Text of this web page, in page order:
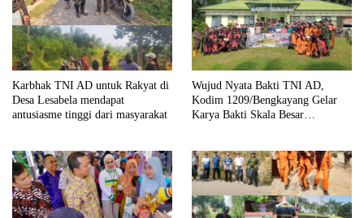
Karbhak TNI AD untuk Rakyat di
Desa Lesabela mendapat
antusiasme tinggi dari masyarakat
Wujud Nyata Bakti TNI AD,
Kodim 1209/Bengkayang Gelar
Karya Bakti Skala Besar